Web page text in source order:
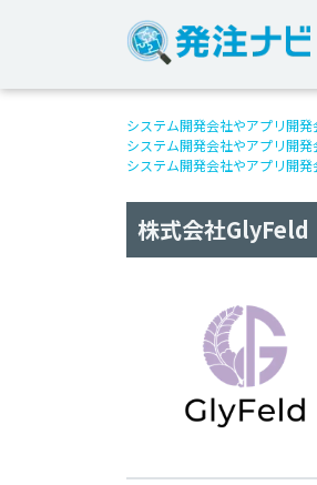
システム開発会社やアプリ開発
システム開発会社やアプリ開発
システム開発会社やアプリ開発
株式会社GlyFeld